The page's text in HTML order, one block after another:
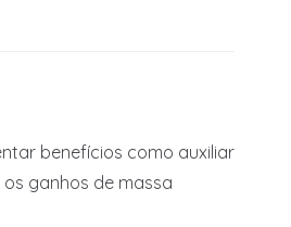
benefícios como auxiliar
ganhos de massa